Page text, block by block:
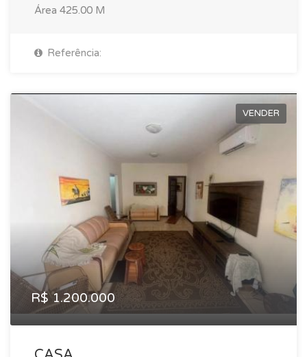
Área 425.00 M
Referência:
VENDER
R$ 1.200.000